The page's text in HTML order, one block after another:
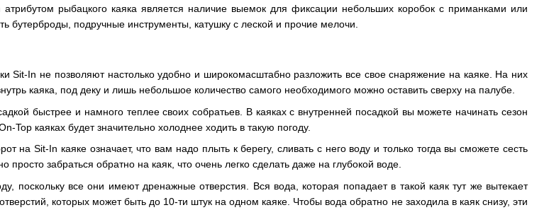
рыбацкого каяка является наличие выемок для фиксации небольших коробок с приманками или
бутерброды, подручные инструменты, катушку с леской и прочие мелочи.
Sit-In не позволяют настолько удобно и широкомасштабно разложить все свое снаряжение на каяке. На них
каяка, под деку и лишь небольшое количество самого необходимого можно оставить сверху на палубе.
быстрее и намного теплее своих собратьев. В каяках с внутренней посадкой вы можете начинать сезон
Top каяках будет значительно холоднее ходить в такую погоду.
на Sit-In каяке означает, что вам надо плыть к берегу, сливать с него воду и только тогда вы сможете сесть
просто забраться обратно на каяк, что очень легко сделать даже на глубокой воде.
поскольку все они имеют дренажные отверстия. Вся вода, которая попадает в такой каяк тут же вытекает
которых может быть до 10-ти штук на одном каяке. Чтобы вода обратно не заходила в каяк снизу, эти